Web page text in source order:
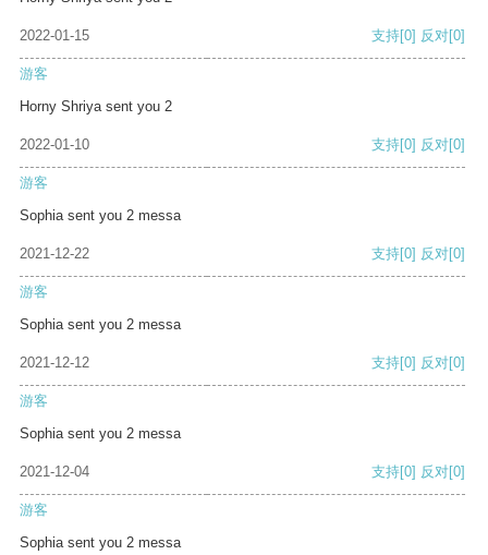
2022-01-15 支持[0] 反对[0]
游客
Horny Shriya sent you 2
2022-01-10 支持[0] 反对[0]
游客
Sophia sent you 2 messa
2021-12-22 支持[0] 反对[0]
游客
Sophia sent you 2 messa
2021-12-12 支持[0] 反对[0]
游客
Sophia sent you 2 messa
2021-12-04 支持[0] 反对[0]
游客
Sophia sent you 2 messa